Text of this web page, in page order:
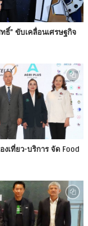
ทธิ์” ขับเคลื่อนเศรษฐกิจ
เที่ยว-บริการ จัด Food